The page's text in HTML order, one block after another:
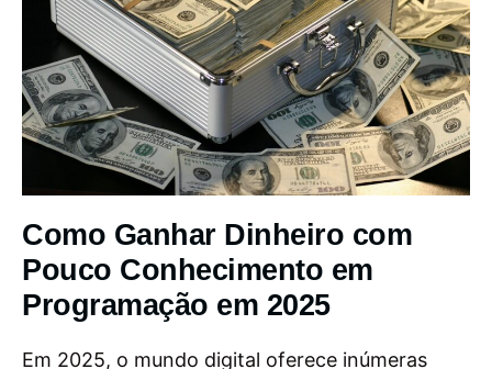
Como Ganhar Dinheiro com
Pouco Conhecimento em
Programação em 2025
Em 2025, o mundo digital oferece inúmeras